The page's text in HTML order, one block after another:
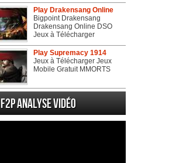
Play Drakensang Online
Bigpoint Drakensang
Drakensang Online DSO
Jeux à Télécharger
Play Supremacy 1914
Jeux à Télécharger Jeux
Mobile Gratuit MMORTS
F2P Analyse vidéo